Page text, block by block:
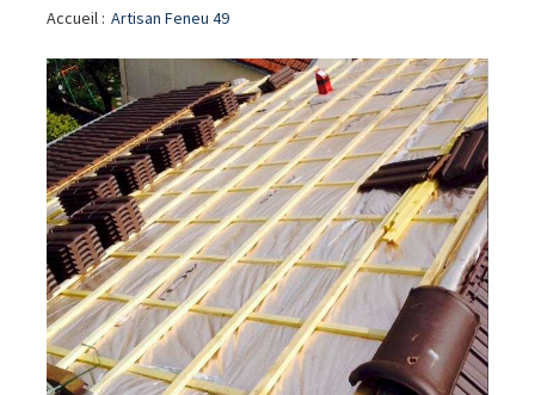
Accueil : Artisan Feneu 49